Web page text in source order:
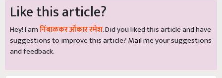
Like this article?
Hey! I amनिंबाळकर ओंकार रमेश. Did you liked this article and have
suggestions to improve this article?Mailme your suggestions
and feedback.